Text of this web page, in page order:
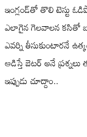
ఇంగ్లండ్‌తో తొలి టెస్టు
ఎలాగైన గెలవాలన కసితో
ఎవర్ని తీసుకుంటారనే
ఆడిస్తే బెటర్‌ అనే
ఇప్పుడు చూద్దాం..